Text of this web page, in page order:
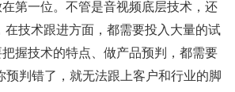
第一位。不管是音视频底层技术，还
在技术跟进方面，都需要投入大量的试
握技术的特点、做产品预判，都需要
预判错了，就无法跟上客户和行业的脚